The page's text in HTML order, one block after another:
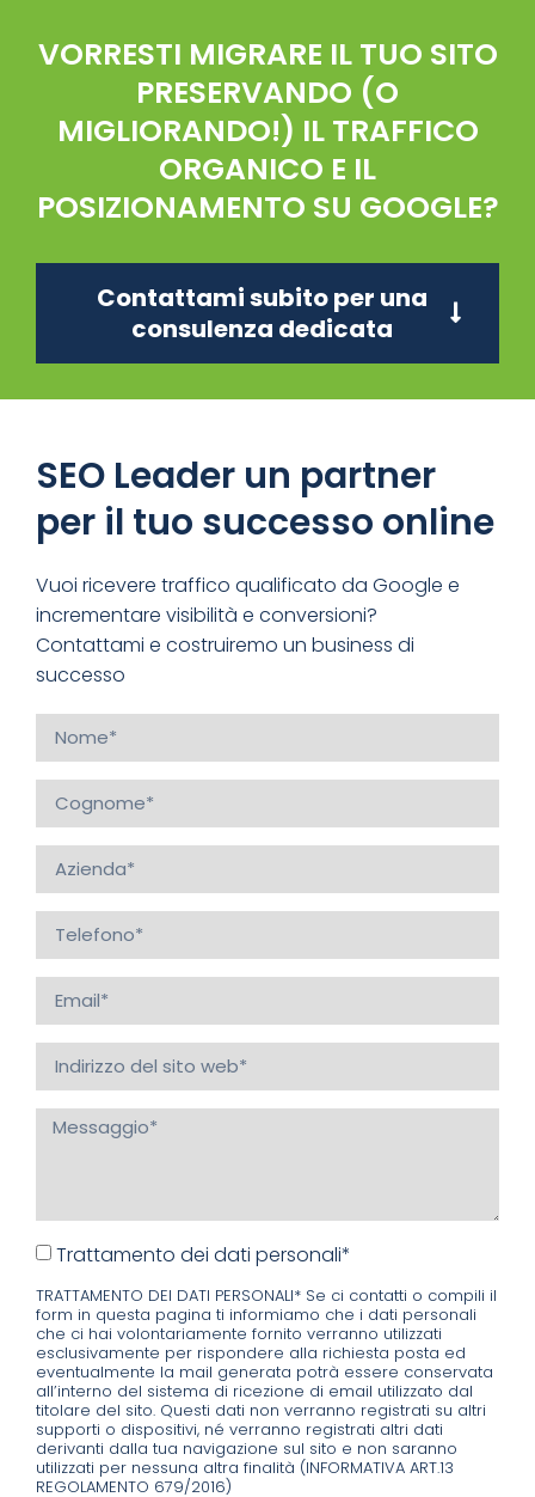
VORRESTI MIGRARE IL TUO SITO
PRESERVANDO (O
MIGLIORANDO!) IL TRAFFICO
ORGANICO E IL
POSIZIONAMENTO SU GOOGLE?
Contattami subito per una
consulenza dedicata
SEO Leader un partner
per il tuo successo online
Vuoi ricevere traffico qualificato da Google e
incrementare visibilità e conversioni?
Contattami e costruiremo un business di
successo
Trattamento dei dati personali*
TRATTAMENTO DEI DATI PERSONALI* Se ci contatti o compili il
form in questa pagina ti informiamo che i dati personali
che ci hai volontariamente fornito verranno utilizzati
esclusivamente per rispondere alla richiesta posta ed
eventualmente la mail generata potrà essere conservata
all’interno del sistema di ricezione di email utilizzato dal
titolare del sito. Questi dati non verranno registrati su altri
supporti o dispositivi, né verranno registrati altri dati
derivanti dalla tua navigazione sul sito e non saranno
utilizzati per nessuna altra finalità (INFORMATIVA ART.13
REGOLAMENTO 679/2016)